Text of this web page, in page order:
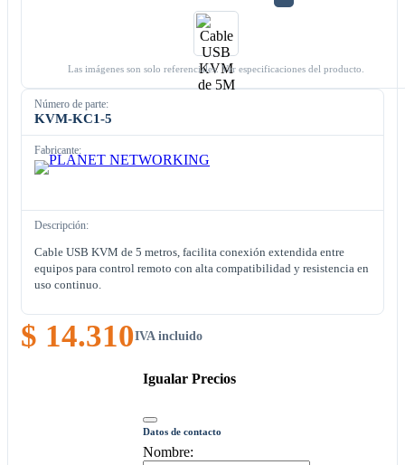
Las imágenes son solo referenciales. Ver especificaciones del producto.
Número de parte:
KVM-KC1-5
Fabricante:
Descripción:
Cable USB KVM de 5 metros, facilita conexión extendida entre
equipos para control remoto con alta compatibilidad y resistencia en
uso continuo.
$ 14.310IVA incluido
Igualar Precios
Datos de contacto
Nombre: